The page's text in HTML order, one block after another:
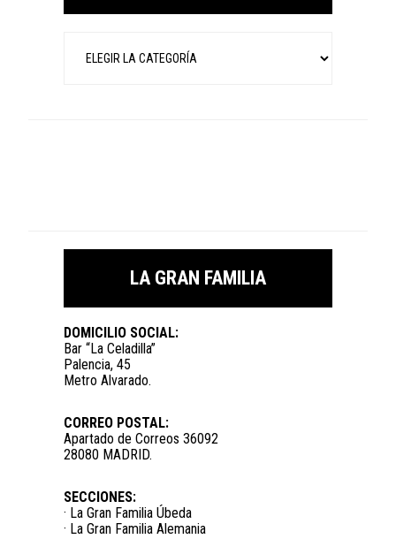
LA GRAN FAMILIA
DOMICILIO SOCIAL:
Bar “La Celadilla”
Palencia, 45
Metro Alvarado.
CORREO POSTAL:
Apartado de Correos 36092
28080 MADRID.
SECCIONES:
· La Gran Familia Úbeda
· La Gran Familia Alemania